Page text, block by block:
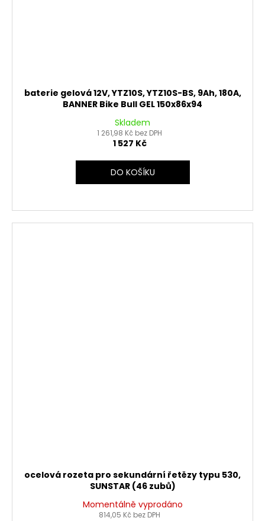
baterie gelová 12V, YTZ10S, YTZ10S-BS, 9Ah, 180A,
BANNER Bike Bull GEL 150x86x94
Skladem
1 261,98 Kč bez DPH
1 527 Kč
DO KOŠÍKU
ocelová rozeta pro sekundární řetězy typu 530,
SUNSTAR (46 zubů)
Momentálně vyprodáno
814,05 Kč bez DPH